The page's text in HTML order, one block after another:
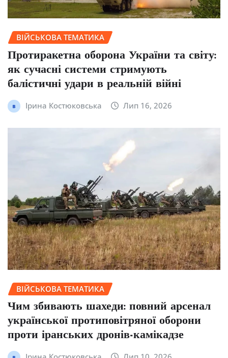
ВІЙСЬКОВА ТЕМАТИКА
Протиракетна оборона України та світу:
як сучасні системи стримують
балістичні удари в реальній війні
Ірина Костюковська Лип 16, 2026
ВІЙСЬКОВА ТЕМАТИКА
Чим збивають шахеди: повний арсенал
української протиповітряної оборони
проти іранських дронів-камікадзе